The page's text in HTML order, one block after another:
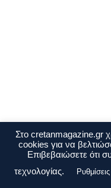
Στο cretanmagazine.gr
cookies για να
Επιβεβαιώσετε ότι
τεχνολογίας.